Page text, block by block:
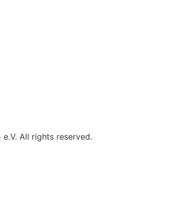
All rights reserved.